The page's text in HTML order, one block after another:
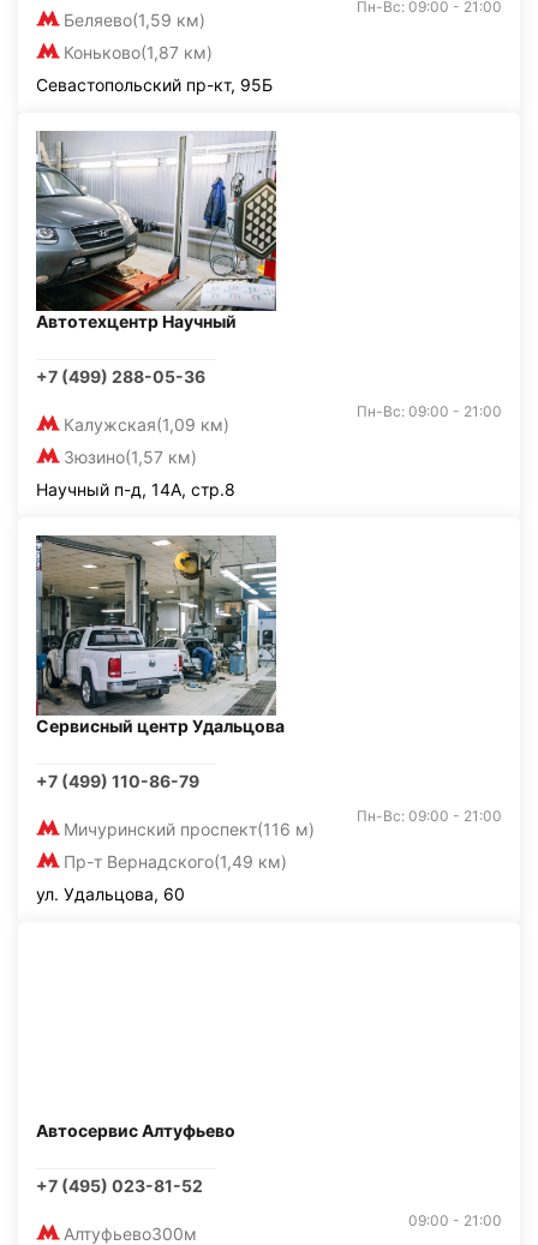
Беляево(1,59 км)
Коньково(1,87 км)
Пн-Вс: 09:00 - 21:00
Севастопольский пр-кт, 95Б
Автотехцентр Научный
+7 (499) 288-05-36
Калужская(1,09 км)
Зюзино(1,57 км)
Пн-Вс: 09:00 - 21:00
Научный п-д, 14А, стр.8
Сервисный центр Удальцова
+7 (499) 110-86-79
Мичуринский проспект(116 м)
Пр-т Вернадского(1,49 км)
Пн-Вс: 09:00 - 21:00
ул. Удальцова, 60
Автосервис Алтуфьево
+7 (495) 023-81-52
Алтуфьево300м
09:00 - 21:00